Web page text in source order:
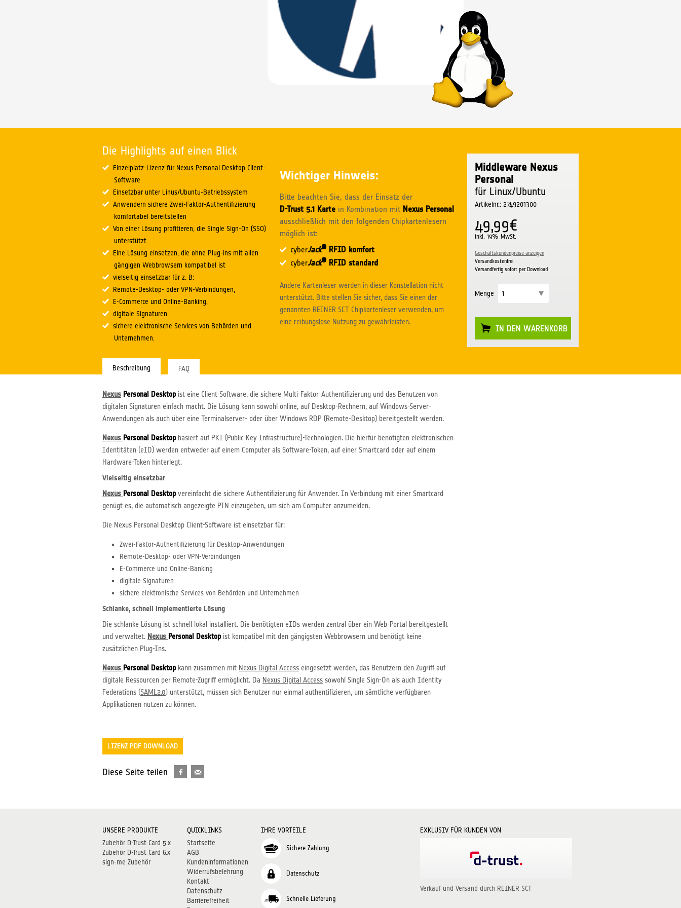
Die Highlights auf einen Blick
Einzelplatz-Lizenz für Nexus Personal Desktop Client-
Software
Einsetzbar unter Linus/Ubuntu-Betriebssystem
Anwendern sichere Zwei-Faktor-Authentifizierung
komfortabel bereitstellen
Von einer Lösung profitieren, die Single Sign-On (SSO)
unterstützt
Eine Lösung einsetzen, die ohne Plug-ins mit allen
gängigen Webbrowsern kompatibel ist
vielseitig einsetzbar für z. B:
Remote-Desktop- oder VPN-Verbindungen,
E-Commerce und Online-Banking,
digitale Signaturen
sichere elektronische Services von Behörden und
Unternehmen.
Wichtiger Hinweis:
Bitte beachten Sie, dass der Einsatz der
D-Trust 5.1 Karte in Kombination mit Nexus Personal
ausschließlich mit den folgenden Chipkartenlesern
möglich ist:
cyberJack®RFID komfort
cyberJack®RFID standard
Andere Kartenleser werden in dieser Konstellation nicht
unterstützt. Bitte stellen Sie sicher, dass Sie einen der
genannten REINER SCT Chipkartenleser verwenden, um
eine reibungslose Nutzung zu gewährleisten.
Middleware Nexus
Personal
für Linux/Ubuntu
Artikelnr.: 2749201300
49,99€
inkl. 19% MwSt.
Geschäftskundenpreise anzeigen
Versandkostenfrei
Versandfertig sofort per Download
Menge
IN DEN WARENKORB
Beschreibung
Nexus Personal Desktopist eine Client-Software, die sichere Multi-Faktor-Authentifizierung und das Benutzen von
digitalen Signaturen einfach macht. Die Lösung kann sowohl online, auf Desktop-Rechnern, auf Windows-Server-
Anwendungen als auch über eine Terminalserver- oder über Windows RDP (Remote-Desktop) bereitgestellt werden.
Nexus Personal Desktop basiert auf PKI (Public Key Infrastructure)-Technologien. Die hierfür benötigten elektronischen
Identitäten (eID) werden entweder auf einem Computer als Software-Token, auf einer Smartcard oder auf einem
Hardware-Token hinterlegt.
Vielseitig einsetzbar
Nexus Personal Desktopvereinfacht die sichere Authentifizierung für Anwender. In Verbindung mit einer Smartcard
genügt es, die automatisch angezeigte PIN einzugeben, um sich am Computer anzumelden.
Die Nexus Personal Desktop Client-Software ist einsetzbar für:
Zwei-Faktor-Authentifizierung für Desktop-Anwendungen
Remote-Desktop- oder VPN-Verbindungen
E-Commerce und Online-Banking
digitale Signaturen
sichere elektronische Services von Behörden und Unternehmen
Schlanke, schnell implementierte Lösung
Die schlanke Lösung ist schnell lokal installiert. Die benötigten eIDs werden zentral über ein Web-Portal bereitgestellt
und verwaltet. Nexus Personal Desktopist kompatibel mit den gängigsten Webbrowsern und benötigt keine
zusätzlichen Plug-Ins.
Nexus Personal Desktopkann zusammen mit Nexus Digital Access eingesetzt werden, das Benutzern den Zugriff auf
digitale Ressourcen per Remote-Zugriff ermöglicht. Da Nexus Digital Access sowohl Single Sign-On als auch Identity
Federations (SAML2.0) unterstützt, müssen sich Benutzer nur einmal authentifizieren, um sämtliche verfügbaren
Applikationen nutzen zu können.
FAQ
LIZENZ PDF DOWNLOAD
Diese Seite teilen
EXKLUSIV FÜR KUNDEN VON
Verkauf und Versand durch REINER SCT
IHRE VORTEILE
Sichere Zahlung
Datenschutz
Schnelle Lieferung
QUICKLINKS
Startseite
AGB
Kundeninformationen
Widerrufsbelehrung
Kontakt
Datenschutz
Barrierefreiheit
UNSERE PRODUKTE
Zubehör D-Trust Card 5.x
Zubehör D-Trust Card 6.x
sign-me Zubehör